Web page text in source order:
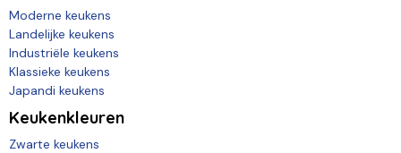
Moderne keukens
Landelijke keukens
Industriële keukens
Klassieke keukens
Japandi keukens
Keukenkleuren
Zwarte keukens